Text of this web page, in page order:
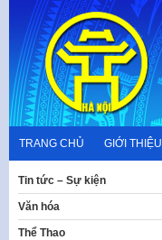
content
TRANG CHỦ GIỚI THIỆU
Tin tức – Sự kiện
Văn hóa
Thể Thao